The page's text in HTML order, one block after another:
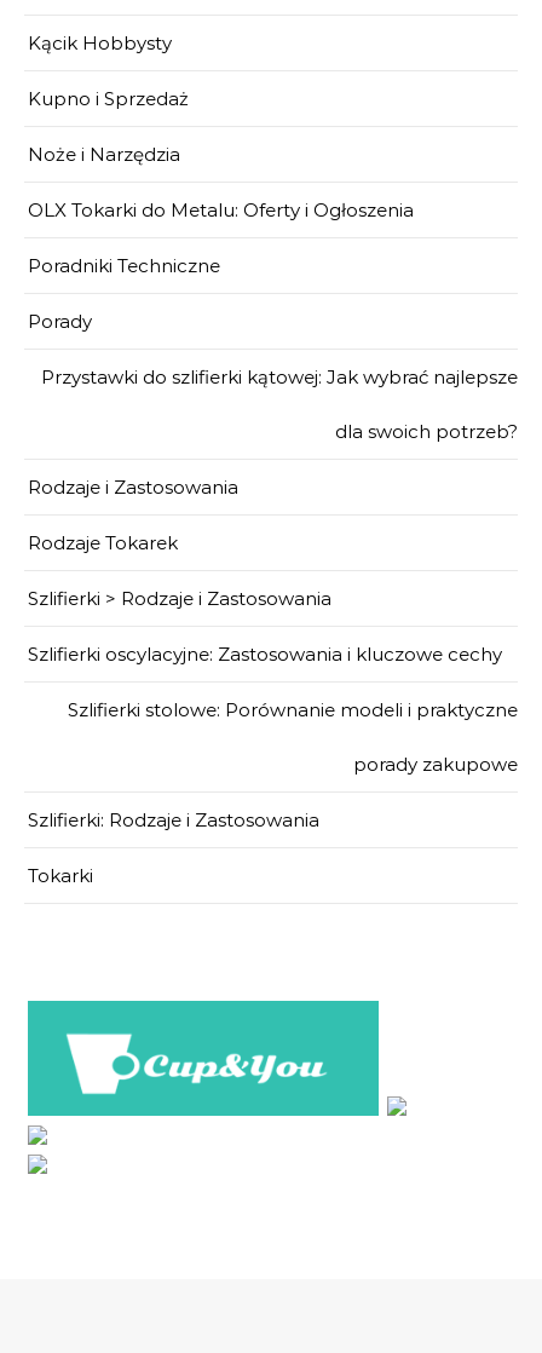
Kącik Hobbysty
Kupno i Sprzedaż
Noże i Narzędzia
OLX Tokarki do Metalu: Oferty i Ogłoszenia
Poradniki Techniczne
Porady
Przystawki do szlifierki kątowej: Jak wybrać najlepsze
dla swoich potrzeb?
Rodzaje i Zastosowania
Rodzaje Tokarek
Szlifierki > Rodzaje i Zastosowania
Szlifierki oscylacyjne: Zastosowania i kluczowe cechy
Szlifierki stolowe: Porównanie modeli i praktyczne
porady zakupowe
Szlifierki: Rodzaje i Zastosowania
Tokarki